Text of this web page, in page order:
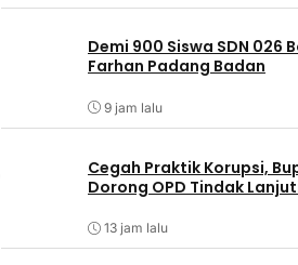
Demi 900 Siswa SDN 026
Farhan Padang Badan
9 jam lalu
Cegah Praktik Korupsi,
Dorong OPD Tindak
13 jam lalu